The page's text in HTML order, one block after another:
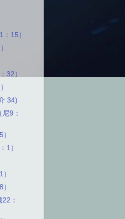
15）
32）
34)
9：
1）
：